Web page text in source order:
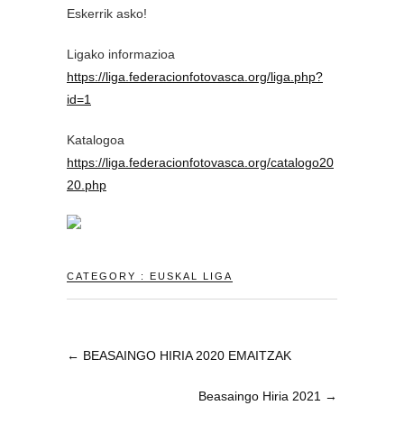
Eskerrik asko!
Ligako informazioa
https://liga.federacionfotovasca.org/liga.php?
id=1
Katalogoa
https://liga.federacionfotovasca.org/catalogo20
20.php
CATEGORY : EUSKAL LIGA
← BEASAINGO HIRIA 2020 EMAITZAK
Beasaingo Hiria 2021 →